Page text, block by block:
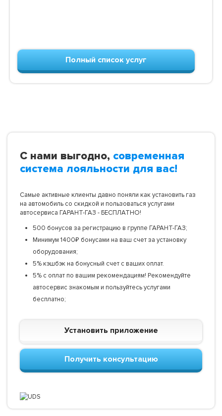
Полный список услуг
С нами выгодно, современная
система лояльности для вас!
Самые активные клиенты давно поняли как установить газ
на автомобиль со скидкой и пользоваться услугами
автосервиса ГАРАНТ-ГАЗ - БЕСПЛАТНО!
500 бонусов за регистрацию в группе ГАРАНТ-ГАЗ;
Минимум 1400₽ бонусами на ваш счет за установку
оборудования;
5% кэшбэк на бонусный счет с ваших оплат.
5% с оплат по вашим рекомендациям! Рекомендуйте
автосервис знакомым и пользуйтесь услугами
бесплатно;
Установить приложение
Получить консультацию